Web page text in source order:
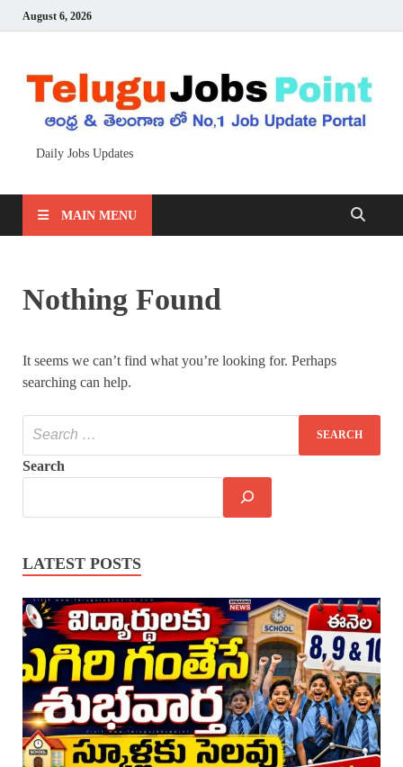
August 6, 2026
Daily Jobs Updates
MAIN MENU
Nothing Found
It seems we can’t find what you’re looking for. Perhaps
searching can help.
Search
LATEST POSTS